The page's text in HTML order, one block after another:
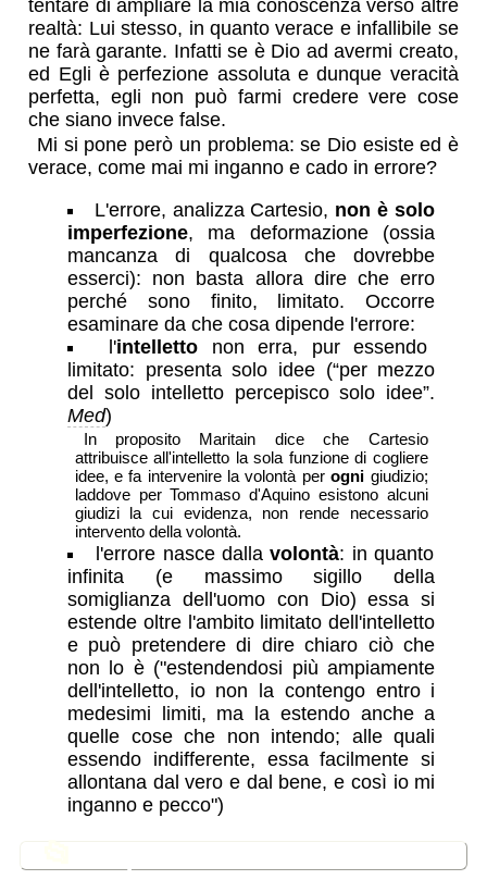
tentare di ampliare la mia conoscenza verso altre
realtà: Lui stesso, in quanto verace e infallibile se
ne farà garante. Infatti se è Dio ad avermi creato,
ed Egli è perfezione assoluta e dunque veracità
perfetta, egli non può farmi credere vere cose
che siano invece false.
Mi si pone però un problema: se Dio esiste ed è
verace, come mai mi inganno e cado in errore?
L'errore, analizza Cartesio, non è solo
imperfezione, ma deformazione (ossia
mancanza di qualcosa che dovrebbe
esserci): non basta allora dire che erro
perché sono finito, limitato. Occorre
esaminare da che cosa dipende l'errore:
l'intelletto non erra, pur essendo
limitato: presenta solo idee (“per mezzo
del solo intelletto percepisco solo idee”.
Med)
In proposito Maritain dice che Cartesio
attribuisce all'intelletto la sola funzione di cogliere
idee, e fa intervenire la volontà perogni giudizio;
laddove per Tommaso d'Aquino esistono alcuni
giudizi la cui evidenza, non rende necessario
intervento della volontà.
l'errore nasce dallavolontà: in quanto
infinita (e massimo sigillo della
somiglianza dell'uomo con Dio) essa si
estende oltre l'ambito limitato dell'intelletto
e può pretendere di dire chiaro ciò che
non lo è ("estendendosi più ampiamente
dell'intelletto, io non la contengo entro i
medesimi limiti, ma la estendo anche a
quelle cose che non intendo; alle quali
essendo indifferente, essa facilmente si
allontana dal vero e dal bene, e così io mi
inganno e pecco")